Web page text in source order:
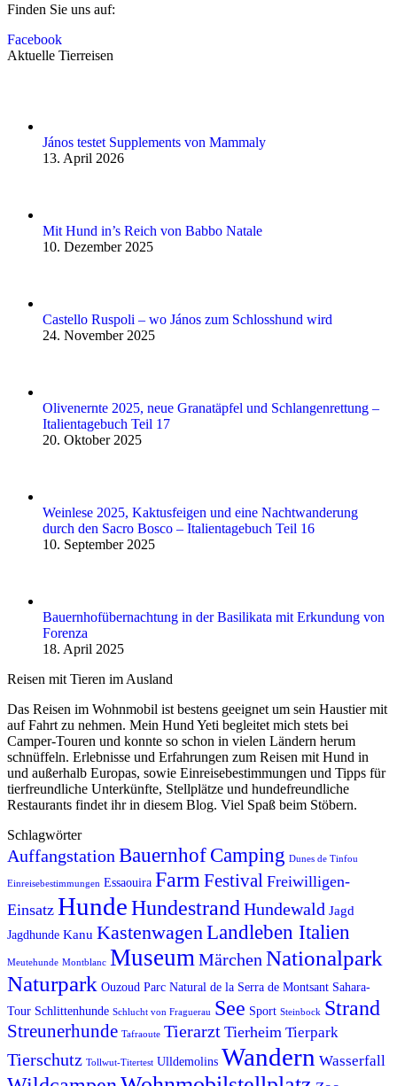
Finden Sie uns auf:
Facebook
Aktuelle Tierreisen
János testet Supplements von Mammaly
13. April 2026
Mit Hund in’s Reich von Babbo Natale
10. Dezember 2025
Castello Ruspoli – wo János zum Schlosshund wird
24. November 2025
Olivenernte 2025, neue Granatäpfel und Schlangenrettung –
Italientagebuch Teil 17
20. Oktober 2025
Weinlese 2025, Kaktusfeigen und eine Nachtwanderung
durch den Sacro Bosco – Italientagebuch Teil 16
10. September 2025
Bauernhofübernachtung in der Basilikata mit Erkundung von
Forenza
18. April 2025
Reisen mit Tieren im Ausland
Das Reisen im Wohnmobil ist bestens geeignet um sein Haustier mit
auf Fahrt zu nehmen. Mein Hund Yeti begleitet mich stets bei
Camper-Touren und konnte so schon in vielen Ländern herum
schnüffeln. Erlebnisse und Erfahrungen zum Reisen mit Hund in
und außerhalb Europas, sowie Einreise­be­stimmungen und Tipps für
tierfreundliche Unterkünfte, Stellplätze und hundefreundliche
Restaurants findet ihr in diesem Blog. Viel Spaß beim Stöbern.
Schlagwörter
Auffangstation BauernhofCamping Dunes de Tinfou
Einreisebestimmungen Essaouira Farm Festival Freiwilligen-
Einsatz HundeHundestrand Hundewald Jagd
Jagdhunde Kanu Kastenwagen Landleben Italien
Meutehunde Montblanc Museum Märchen Nationalpark
Naturpark Ouzoud Parc Natural de la Serra de Montsant Sahara-
Tour Schlittenhunde Schlucht von Fraguerau See Sport Steinbock Strand
Streunerhunde Tafraoute Tierarzt Tierheim Tierpark
Tierschutz Tollwut-Titertest Ulldemolins Wandern Wasserfall